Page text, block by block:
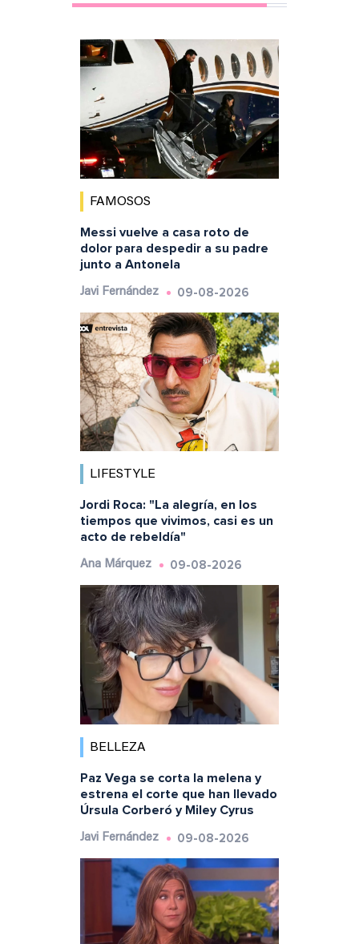
FAMOSOS
Messi vuelve a casa roto de
dolor para despedir a su padre
junto a Antonela
Javi Fernández 09-08-2026
LIFESTYLE
Jordi Roca: "La alegría, en los
tiempos que vivimos, casi es un
acto de rebeldía"
Ana Márquez 09-08-2026
BELLEZA
Paz Vega se corta la melena y
estrena el corte que han llevado
Úrsula Corberó y Miley Cyrus
Javi Fernández 09-08-2026